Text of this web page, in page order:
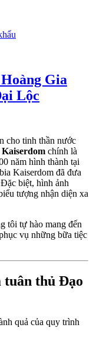
Gia
Lộc
cho tinh thần nước
Kaiserdom chính là
năm hình thành tại
Kaiserdom đã đưa
biệt, hình ảnh
tượng nhận diện xa
tôi tự hào mang đến
vụ những bữa tiệc
tuân thủ Đạo
quả của quy trình